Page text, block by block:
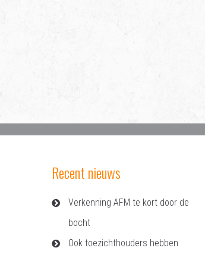
Recent nieuws
Verkenning AFM te kort door de
bocht
Ook toezichthouders hebben